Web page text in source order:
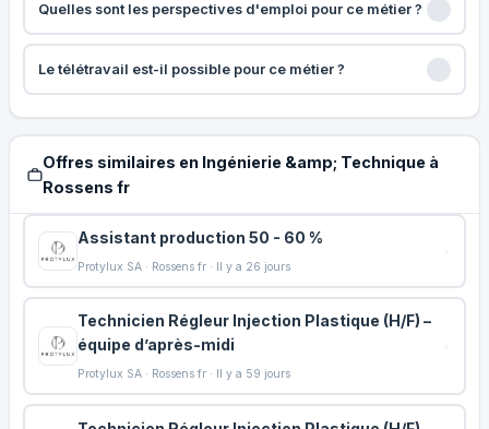
Quelles sont les perspectives d'emploi pour ce métier ?
Le télétravail est-il possible pour ce métier ?
Offres similaires en Ingénierie &amp; Technique à
Rossens fr
Assistant production 50 - 60 %
Protylux SA · Rossens fr · Il y a 26 jours
Technicien Régleur Injection Plastique (H/F) –
équipe d’après-midi
Protylux SA · Rossens fr · Il y a 59 jours